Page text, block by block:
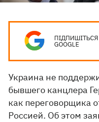
GOOGLE
Украина не
бывшего канцлера
как переговорщика
Россией. Об этом